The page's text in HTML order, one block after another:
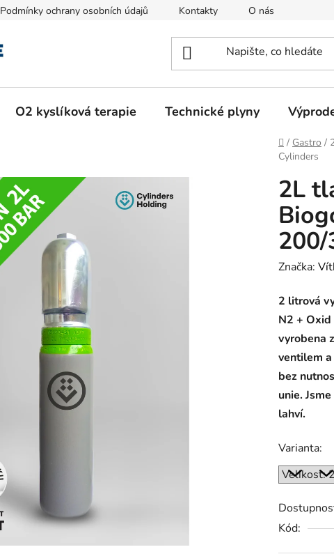
Podmínky ochrany osobních údajů Kontakty O nás
O2 kyslíková terapie Technické plyny
Domů
/ Gastro /
Cylinders
2L
Značka:
2 litrová
N2 +
vyrobena
ventilem
bez
unie.
lahví.
Varianta:
Kód: